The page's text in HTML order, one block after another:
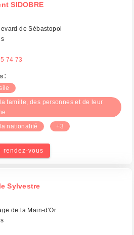
SIDOBRE
de Sébastopol
74 73
famille, des personnes et de leur
nationalité
+3
rendez-vous
Sylvestre
de la Main-d'Or